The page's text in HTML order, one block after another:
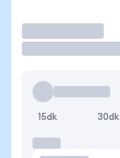
15dk 30dk